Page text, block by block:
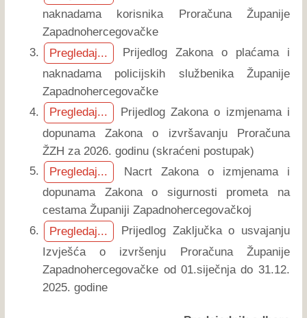
naknadama korisnika Proračuna Županije
Zapadnohercegovačke
Pregledaj...
Prijedlog Zakona o plaćama i
naknadama policijskih službenika Županije
Zapadnohercegovačke
Pregledaj...
Prijedlog Zakona o izmjenama i
dopunama Zakona o izvršavanju Proračuna
ŽZH za 2026. godinu (skraćeni postupak)
Pregledaj...
Nacrt Zakona o izmjenama i
dopunama Zakona o sigurnosti prometa na
cestama Županiji Zapadnohercegovačkoj
Pregledaj...
Prijedlog Zaključka o usvajanju
Izvješća o izvršenju Proračuna Županije
Zapadnohercegovačke od 01.siječnja do 31.12.
2025. godine